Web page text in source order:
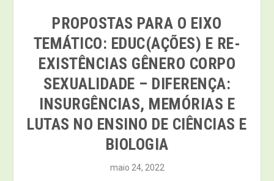
PROPOSTAS PARA O EIXO
TEMÁTICO: EDUC(AÇÕES) E RE-
EXISTÊNCIAS GÊNERO CORPO
SEXUALIDADE – DIFERENÇA:
INSURGÊNCIAS, MEMÓRIAS E
LUTAS NO ENSINO DE CIÊNCIAS E
BIOLOGIA
maio 24, 2022